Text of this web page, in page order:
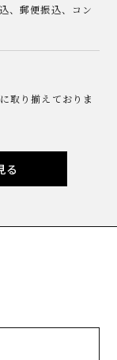
、郵便振込、コン
取り揃えておりま
る